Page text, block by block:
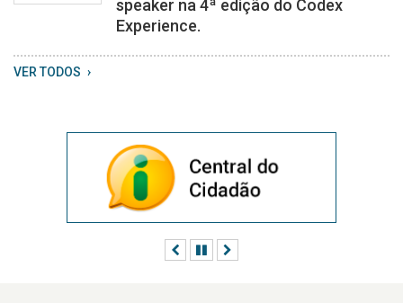
speaker na 4ª edição do Codex
Experience.
VER TODOS
AnteriorPausar